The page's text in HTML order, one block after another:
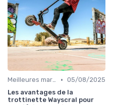
Meilleures marques et modèles • 05/08/2025
Les avantages de la
trottinette Wayscral pour